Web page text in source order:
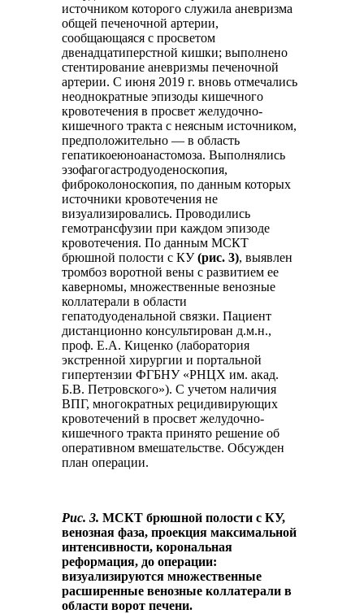
источником которого служила аневризма
общей печеночной артерии,
сообщающаяся с просветом
двенадцатиперстной кишки; выполнено
стентирование аневризмы печеночной
артерии. С июня 2019 г. вновь отмечались
неоднократные эпизоды кишечного
кровотечения в просвет желудочно-
кишечного тракта с неясным источником,
предположительно — в область
гепатикоеюноанастомоза. Выполнялись
эзофагогастродуоденоскопия,
фиброколоноскопия, по данным которых
источники кровотечения не
визуализировались. Проводились
гемотрансфузии при каждом эпизоде
кровотечения. По данным МСКТ
брюшной полости с КУ(рис. 3), выявлен
тромбоз воротной вены с развитием ее
каверномы, множественные венозные
коллатерали в области
гепатодуоденальной связки. Пациент
дистанционно консультирован д.м.н.,
проф. Е.А. Киценко (лаборатория
экстренной хирургии и портальной
гипертензии ФГБНУ «РНЦХ им. акад.
Б.В. Петровского»). С учетом наличия
ВПГ, многократных рецидивирующих
кровотечений в просвет желудочно-
кишечного тракта принято решение об
оперативном вмешательстве. Обсужден
план операции.
Рис. 3. МСКТ брюшной полости с КУ,
венозная фаза, проекция максимальной
интенсивности, корональная
реформация, до операции:
визуализируются множественные
расширенные венозные коллатерали в
области ворот печени.